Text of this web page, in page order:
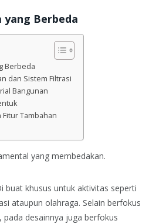
yang Berbeda
Berbeda
dan Sistem Filtrasi
Bangunan
Tambahan
yang membedakan.
buat khusus untuk aktivitas seperti
ataupun olahraga. Selain berfokus
pada desainnya juga berfokus